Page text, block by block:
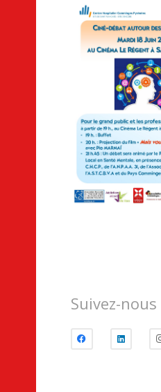
Suivez-